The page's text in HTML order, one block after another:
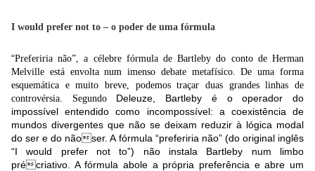
I would prefer not to – o poder de uma fórmula
“Preferiria não”, a célebre fórmula de Bartleby do conto de Herman
Melville está envolta num imenso debate metafísico. De uma forma
esquemática e muito breve, podemos traçar duas grandes linhas de
controvérsia. Segundo Deleuze , Bartleby é o operador do
impossível entendido como incompossível: a coexistência de
mundos divergentes que não se deixam reduzir à lógica modal
do ser e do nãoser. A fórmula “preferiria não” (do original inglês
“I would prefer not to”) não instala Bartleby num limbo
précriativo. A fórmula abole a própria preferência e abre um